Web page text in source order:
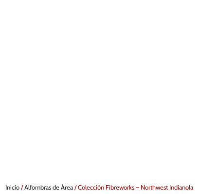
Inicio/Alfombras de Área/ Colección Fibreworks – Northwest Indianola